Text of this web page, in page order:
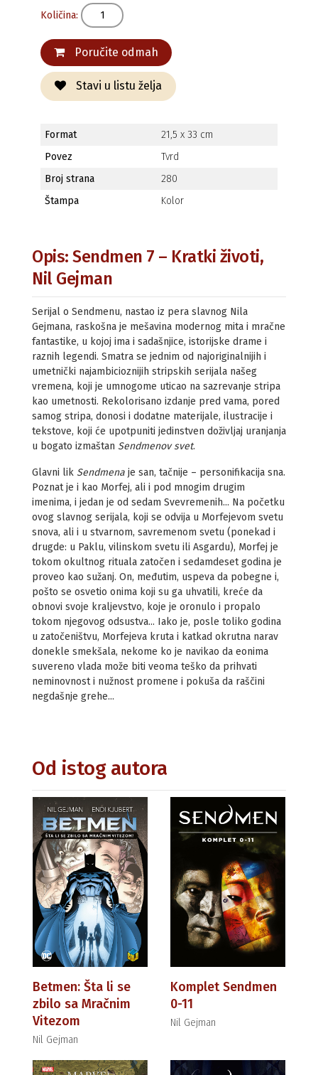
Količina:
Poručite odmah
Stavi u listu želja
Format
21,5 x 33 cm
Povez
Tvrd
Broj strana
280
Štampa
Kolor
Opis: Sendmen 7 – Kratki životi,
Nil Gejman
Serijal o Sendmenu, nastao iz pera slavnog Nila
Gejmana, raskošna je mešavina modernog mita i mračne
fantastike, u kojoj ima i sadašnjice, istorijske drame i
raznih legendi. Smatra se jednim od najoriginalnijih i
umetnički najambicioznijih stripskih serijala našeg
vremena, koji je umnogome uticao na sazrevanje stripa
kao umetnosti. Rekolorisano izdanje pred vama, pored
samog stripa, donosi i dodatne materijale, ilustracije i
tekstove, koji će upotpuniti jedinstven doživljaj uranjanja
u bogato izmaštan Sendmenov svet.
Glavni lik Sendmena je san, tačnije – personifikacija sna.
Poznat je i kao Morfej, ali i pod mnogim drugim
imenima, i jedan je od sedam Svevremenih... Na početku
ovog slavnog serijala, koji se odvija u Morfejevom svetu
snova, ali i u stvarnom, savremenom svetu (ponekad i
drugde: u Paklu, vilinskom svetu ili Asgardu), Morfej je
tokom okultnog rituala zatočen i sedamdeset godina je
proveo kao sužanj. On, međutim, uspeva da pobegne i,
pošto se osvetio onima koji su ga uhvatili, kreće da
obnovi svoje kraljevstvo, koje je oronulo i propalo
tokom njegovog odsustva... Iako je, posle toliko godina
u zatočeništvu, Morfejeva kruta i katkad okrutna narav
donekle smekšala, nekome ko je navikao da eonima
suvereno vlada može biti veoma teško da prihvati
neminovnost i nužnost promene i pokuša da raščini
negdašnje grehe...
Od istog autora
Betmen: Šta li se
zbilo sa Mračnim
Vitezom
Nil Gejman
Komplet Sendmen
0-11
Nil Gejman